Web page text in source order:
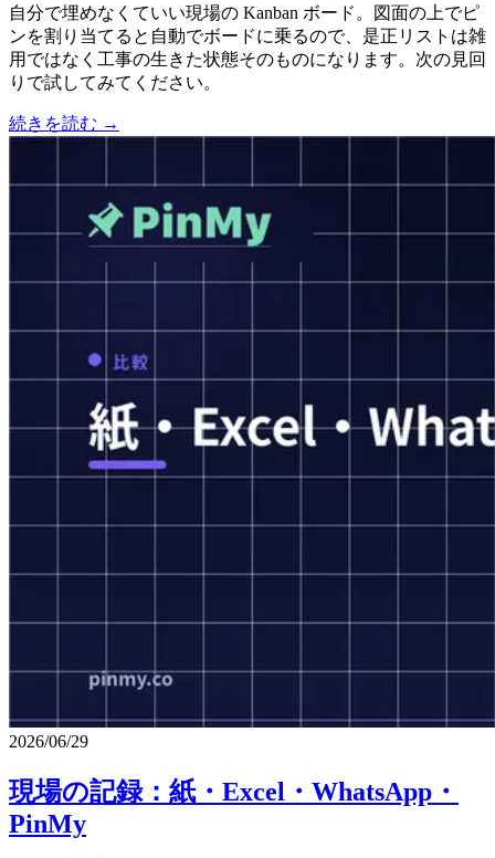
自分で埋めなくていい現場の Kanban ボード。図面の上でピ
ンを割り当てると自動でボードに乗るので、是正リストは雑
用ではなく工事の生きた状態そのものになります。次の見回
りで試してみてください。
続きを読む →
2026/06/29
現場の記録：紙・Excel・WhatsApp・
PinMy